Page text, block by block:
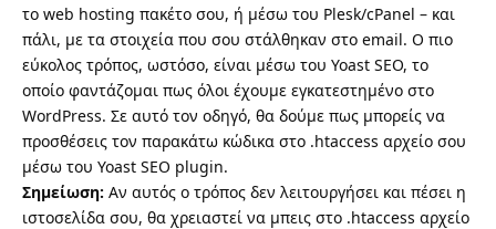
το web hosting πακέτο σου, ή μέσω του Plesk/cPanel – και
πάλι, με τα στοιχεία που σου στάλθηκαν στο email. Ο πιο
εύκολος τρόπος, ωστόσο, είναι μέσω του Yoast SEO, το
οποίο φαντάζομαι πως όλοι έχουμε εγκατεστημένο στο
WordPress. Σε αυτό τον οδηγό, θα δούμε πως μπορείς να
προσθέσεις τον παρακάτω κώδικα στο .htaccess αρχείο σου
μέσω του Yoast SEO plugin.
Σημείωση: Αν αυτός ο τρόπος δεν λειτουργήσει και πέσει η
ιστοσελίδα σου, θα χρειαστεί να μπεις στο .htaccess αρχείο